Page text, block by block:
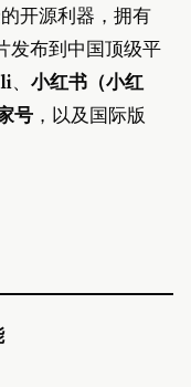
开源利器，拥有
发布到中国顶级平
、 小红书（小红
号 ，以及国际版